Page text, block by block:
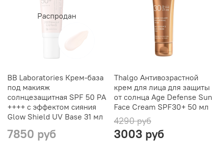
Распродан
BB Laboratories Крем-база
под макияж
солнцезащитная SPF 50 РА
++++ с эффектом сияния
Glow Shield UV Base 31 мл
7850 руб
Thalgo Антивозрастной
крем для лица для защиты
от солнца Age Defense Sun
Face Cream SPF30+ 50 мл
4290 руб
3003 руб